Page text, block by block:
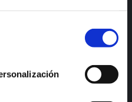
botones que tienes más
de cookies deseas aceptar
las cookies
en la IAPP: Resiliencia
Europe 2025-Dublín